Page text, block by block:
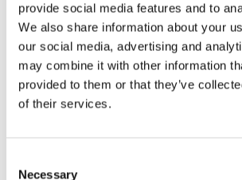
provide social media features and to
We also share information about your
our social media, advertising and
may combine it with other information
provided to them or that they’ve
of their services.
Necessary
Sale houses Family, 181 m² -
Offer type
Sale
Property type
House
Virtuální prohlídka
360° video
rozměry
Family
funkce
garge terrace
cena
15 500 000